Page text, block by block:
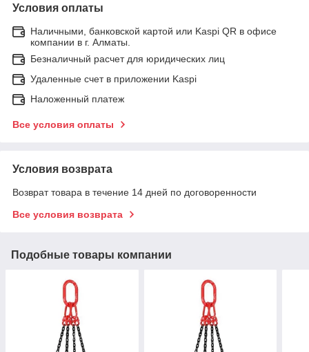
Условия оплаты
Наличными, банковской картой или Kaspi QR в офисе
компании в г. Алматы.
Безналичный расчет для юридических лиц
Удаленные счет в приложении Kaspi
Наложенный платеж
Все условия оплаты
Условия возврата
Возврат товара в течение 14 дней по договоренности
Все условия возврата
Подобные товары компании